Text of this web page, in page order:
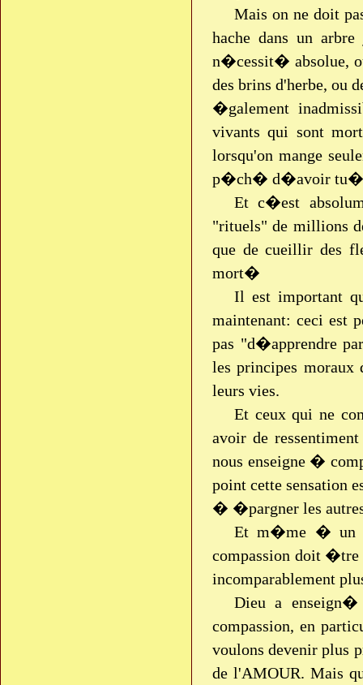
Mais on ne doit
hache dans un
n�cessit� absolue,
des brins d'herbe, ou
�galement
vivants qui sont
lorsqu'on mange
p�ch� d�avoir tu�
Et c�est
"rituels" de millions
que de cueillir des
mort�
Il est important
maintenant: ceci est
pas "d�apprendre
les principes moraux
leurs vies.
Et ceux qui ne
avoir de
nous enseigne �
point cette sensation
� �pargner les
Et m�me � un
compassion doit �tre
incomparablement
Dieu a
compassion, en
voulons devenir plus
de l'AMOUR. Mais